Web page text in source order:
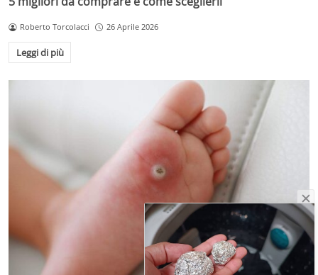
Roberto Torcolacci 26 Aprile 2026
Leggi di più